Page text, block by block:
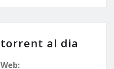
torrent al dia
Web: